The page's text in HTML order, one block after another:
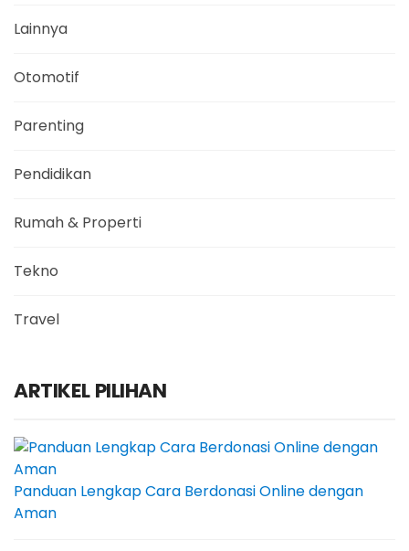
Lainnya
Otomotif
Parenting
Pendidikan
Rumah & Properti
Tekno
Travel
ARTIKEL PILIHAN
Panduan Lengkap Cara Berdonasi Online dengan
Aman